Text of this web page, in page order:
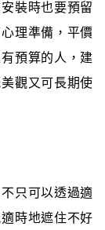
裝時也要預留
理準備，平價
預算的人，建
觀又可長期使
只可以透過適
時地遮住不好